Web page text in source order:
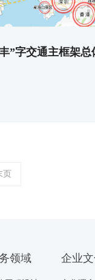
”字交通主框架总
页
领域 企业